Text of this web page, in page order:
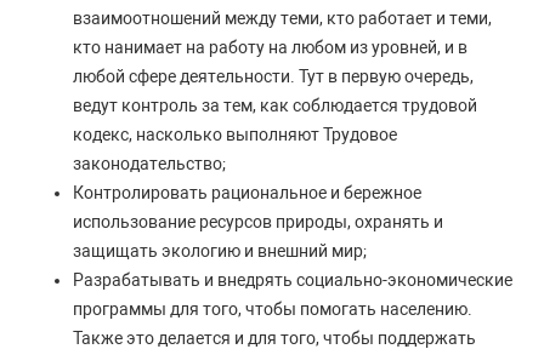
взаимоотношений между теми, кто работает и теми,
кто нанимает на работу на любом из уровней, и в
любой сфере деятельности. Тут в первую очередь,
ведут контроль за тем, как соблюдается трудовой
кодекс, насколько выполняют Трудовое
законодательство;
Контролировать рациональное и бережное
использование ресурсов природы, охранять и
защищать экологию и внешний мир;
Разрабатывать и внедрять социально-экономические
программы для того, чтобы помогать населению.
Также это делается и для того, чтобы поддержать